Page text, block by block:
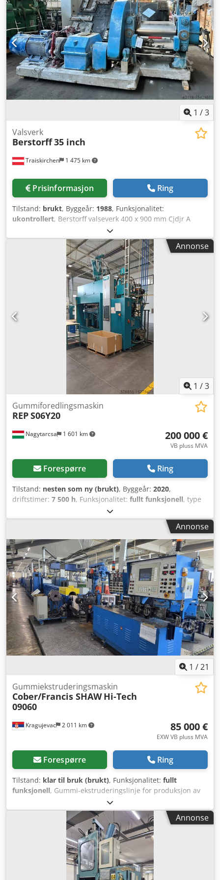
1 /3
Traiskirchen 1 475 km
Valsverk
Berstorff35 inch
Prisinformasjon Ring
Tilstand: brukt, Byggeår: 1988, Funksjonalitet:
ukontrollert, Berstorff valseverk 400 x 900 mm Cjdjr A
Dfyspfx Acierf Flere detaljer i vedlagte beskrivelse!
Annonse
1 /3
Nagytarcsa 1 601 km
Gummiforedlingsmaskin
REPS06Y20
200 000 €
VB pluss MVA
Forespørre Ring
Tilstand: nesten som ny (brukt), Byggeår: 2020,
driftstimer: 7 500 h, Funksjonalitet: fullt funksjonell, type
, antall innsprøytninger:
Gummiinnsprøytningsmaskin i utmerket, nesten ny
tilstand, årsmodell 2020. Svært få driftstimer, pent brukt.
Crodpfx Aotu H Stecief Lukkekraft: 600 tonn
Innsprøytningsvolum: 2500 ccm Varmplater: 1200 x 1300
mm FIFO-innsprøytningssystem, 2500 bar Kjerneutløft på
bevegelig plate Kjerneutløft på fast plate Databackup på
CF-kort Energibesparelse med servo-pumpe regulering
Annonse
1 /21
Kragujevac 2 011 km
Gummiekstruderingsmaskin
Cober/Francis SHAW Hi-Tech
09060
85 000 €
EXW VB pluss MVA
Forespørre Ring
Tilstand: klar til bruk (brukt), Funksjonalitet: fullt
funksjonell, Gummi-ekstruderingslinje for produksjon av
gummi-ekstruderingsprofiler Credpfx Aeyn Ec Ejcief
Annonse